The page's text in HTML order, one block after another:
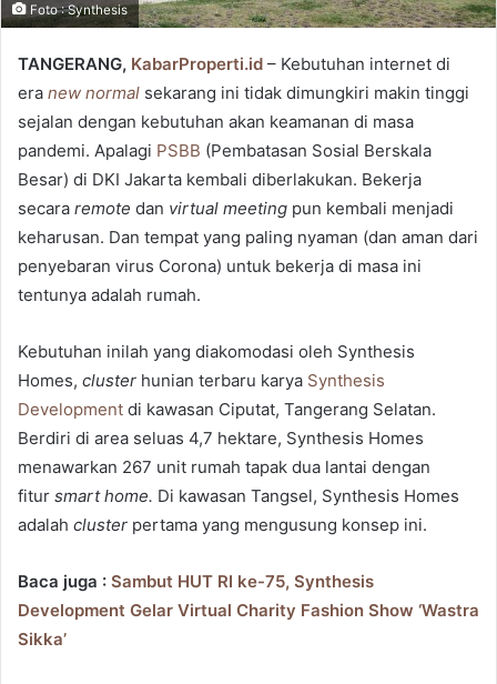
Foto : Synthesis
TANGERANG, KabarProperti.id – Kebutuhan internet di
era new normal sekarang ini tidak dimungkiri makin tinggi
sejalan dengan kebutuhan akan keamanan di masa
pandemi. Apalagi PSBB (Pembatasan Sosial Berskala
Besar) di DKI Jakarta kembali diberlakukan. Bekerja
secara remote dan virtual meeting pun kembali menjadi
keharusan. Dan tempat yang paling nyaman (dan aman dari
penyebaran virus Corona) untuk bekerja di masa ini
tentunya adalah rumah.
Kebutuhan inilah yang diakomodasi oleh Synthesis
Homes, cluster hunian terbaru karya Synthesis
Development di kawasan Ciputat, Tangerang Selatan.
Berdiri di area seluas 4,7 hektare, Synthesis Homes
menawarkan 267 unit rumah tapak dua lantai dengan
fitur smart home. Di kawasan Tangsel, Synthesis Homes
adalah cluster pertama yang mengusung konsep ini.
Baca juga : Sambut HUT RI ke-75, Synthesis
Development Gelar Virtual Charity Fashion Show ‘Wastra
Sikka’